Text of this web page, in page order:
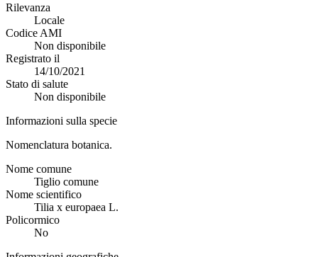
Rilevanza
Locale
Codice AMI
Non disponibile
Registrato il
14/10/2021
Stato di salute
Non disponibile
Informazioni sulla specie
Nomenclatura botanica.
Nome comune
Tiglio comune
Nome scientifico
Tilia x europaea L.
Policormico
No